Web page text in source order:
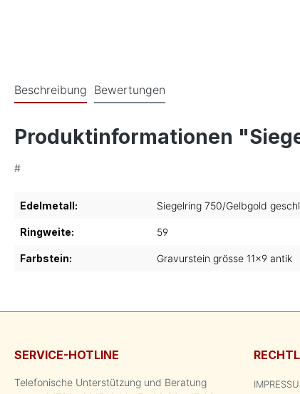
Beschreibung Bewertungen
Produktinformationen
#
Edelmetall: Siegelring 750/Gelbgold
Ringweite: 59
Farbstein: Gravurstein grösse 11x9 antik
SERVICE-HOTLINE
Telefonische Unterstützung und Beratung